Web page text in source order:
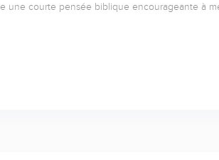
une courte pensée biblique encourageante à